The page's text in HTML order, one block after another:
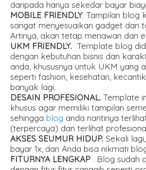
daripada hanya sekedar bayar
MOBILE FRIENDLY. Tampilan blog
sangat menyesuaikan gadget dan
Artinya, akan tetap menawan dan
UKM FRIENDLY. Template blog
dengan kebutuhan bisnis dan
anda, khususnya untuk UKM yang
seperti fashion, kesehatan,
banyak lagi.
DESAIN PROFESIONAL. Template
khusus agar memiliki tampilan
sehinggablog anda nantinya
(terpercaya) dan terlihat
AKSES SEUMUR HIDUP. Sekali
bayar 1x, dan Anda bisa nikmati
FITURNYA LENGKAP . Blog sudah